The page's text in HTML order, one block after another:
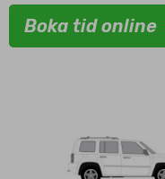
Boka tid online